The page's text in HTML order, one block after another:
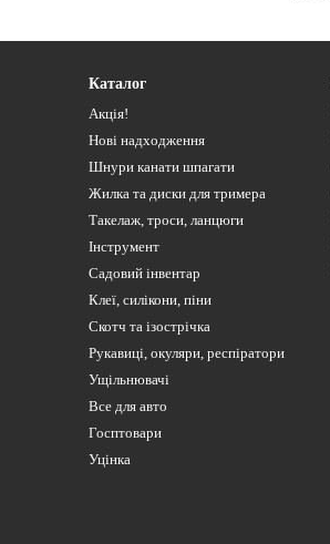
Каталог
Акція!
Нові надходження
Шнури канати шпагати
Жилка та диски для тримера
Такелаж, троси, ланцюги
Інструмент
Садовий інвентар
Клеї, силікони, піни
Скотч та ізострічка
Рукавиці, окуляри, респіратори
Ущільнювачі
Все для авто
Госптовари
Уцінка